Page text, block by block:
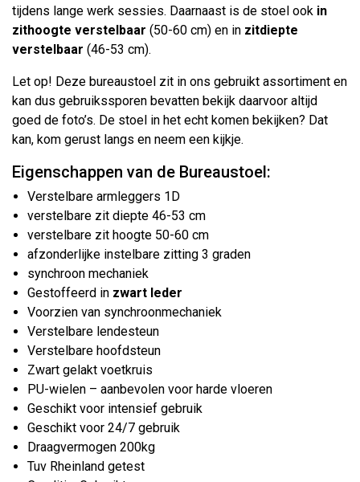
tijdens lange werk sessies. Daarnaast is de stoel ook in
zithoogte verstelbaar (50-60 cm) en in zitdiepte
verstelbaar (46-53 cm).
Let op! Deze bureaustoel zit in ons gebruikt assortiment en
kan dus gebruikssporen bevatten bekijk daarvoor altijd
goed de foto’s. De stoel in het echt komen bekijken? Dat
kan, kom gerust langs en neem een kijkje.
Eigenschappen van de Bureaustoel:
Verstelbare armleggers 1D
verstelbare zit diepte 46-53 cm
verstelbare zit hoogte 50-60 cm
afzonderlijke instelbare zitting 3 graden
synchroon mechaniek
Gestoffeerd in zwart leder
Voorzien van synchroonmechaniek
Verstelbare lendesteun
Verstelbare hoofdsteun
Zwart gelakt voetkruis
PU-wielen – aanbevolen voor harde vloeren
Geschikt voor intensief gebruik
Geschikt voor 24/7 gebruik
Draagvermogen 200kg
Tuv Rheinland getest